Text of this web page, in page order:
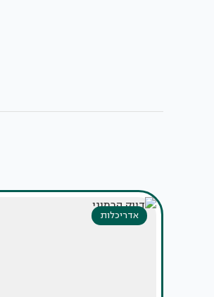
אדריכלות